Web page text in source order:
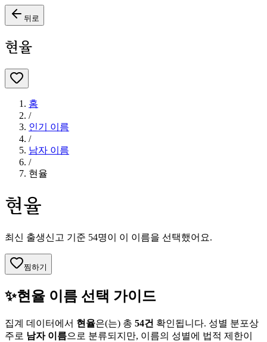
뒤로
현율
홈
/
인기 이름
/
남자 이름
/
현율
현율
최신 출생신고 기준 54명이 이 이름을 선택했어요.
찜하기
✨현율 이름 선택 가이드
집계 데이터에서 현율은(는) 총 54건 확인됩니다. 성별 분포상
주로 남자이름으로 분류되지만, 이름의 성별에 법적 제한이